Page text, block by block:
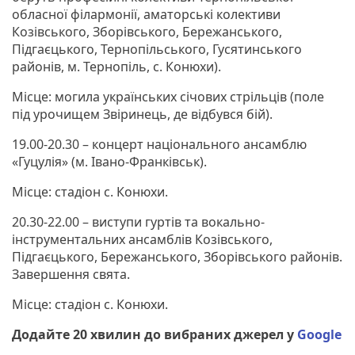
обласної філармонії, аматорські колективи
Козівського, Зборівського, Бережанського,
Підгаєцького, Тернопільського, Гусятинського
районів, м. Тернопіль, с. Конюхи).
Місце: могила українських січових стрільців (поле
під урочищем Звіринець, де відбувся бій).
19.00-20.30 – концерт національного ансамблю
«Гуцулія» (м. Івано-Франківськ).
Місце: стадіон с. Конюхи.
20.30-22.00 – виступи гуртів та вокально-
інструментальних ансамблів Козівського,
Підгаєцького, Бережанського, Зборівського районів.
Завершення свята.
Місце: стадіон с. Конюхи.
Додайте 20 хвилин до вибраних джерел у Google